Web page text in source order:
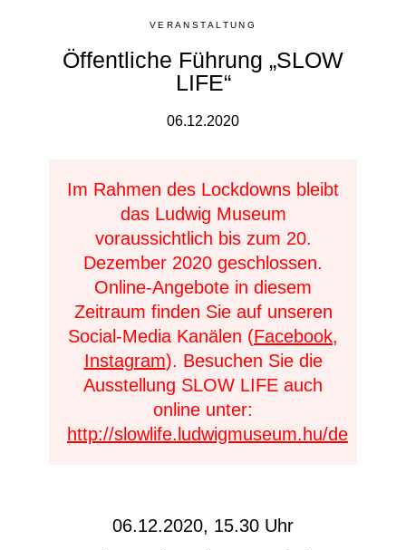
VERANSTALTUNG
Öffentliche Führung „SLOW
LIFE“
06.12.2020
Im Rahmen des Lockdowns bleibt
das Ludwig Museum
voraussichtlich bis zum 20.
Dezember 2020 geschlossen.
Online-Angebote in diesem
Zeitraum finden Sie auf unseren
Social-Media Kanälen (Facebook,
Instagram). Besuchen Sie die
Ausstellung SLOW LIFE auch
online unter:
http://slowlife.ludwigmuseum.hu/de
06.12.2020, 15.30 Uhr